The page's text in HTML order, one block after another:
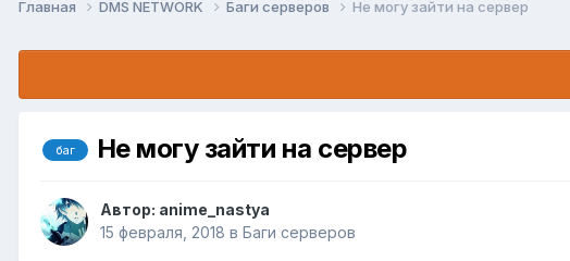
Главная DMS NETWORK Баги серверов Не могу зайти на сервер
баг Не могу зайти на сервер
Автор: anime_nastya
15 февраля, 2018 в Баги серверов